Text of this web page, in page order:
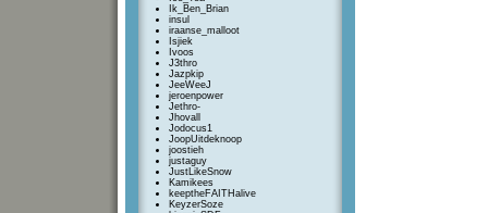
Ik_Ben_Brian
insul
iraanse_malloot
Isjiek
Ivoos
J3thro
Jazpkip
JeeWeeJ
jeroenpower
Jethro-
Jhovall
Jodocus1
JoopUitdeknoop
joostieh
justaguy
JustLikeSnow
Kamikees
keeptheFAITHalive
KeyzerSoze